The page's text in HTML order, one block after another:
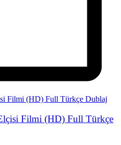
Filmi (HD) Full Türkçe